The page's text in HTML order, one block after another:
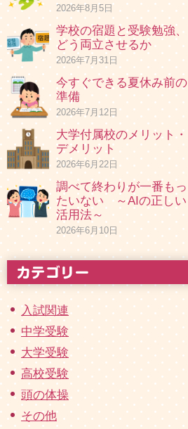
2026年8月5日
学校の宿題と受験勉強、
どう両立させるか
2026年7月31日
今すぐできる夏休み前の
準備
2026年7月12日
大学付属校のメリット・
デメリット
2026年6月22日
調べて終わりが一番もっ
たいない ～AIの正しい
活用法～
2026年6月10日
入試関連
中学受験
大学受験
高校受験
頭の体操
その他